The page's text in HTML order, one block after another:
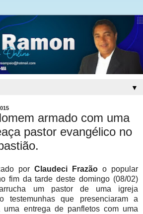
▼
armado com uma
pastor evangélico no
por Claudeci Frazão o popular
fim da tarde deste domingo (08/02)
um pastor de uma igreja
testemunhas que presenciaram a
entrega de panfletos com uma